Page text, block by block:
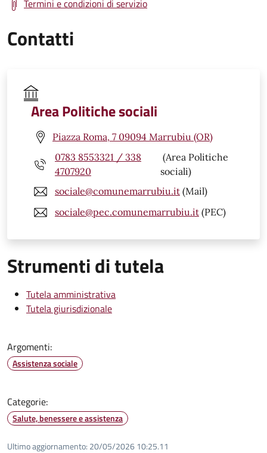
Termini e condizioni di servizio
Contatti
Area Politiche sociali
Piazza Roma, 7 09094 Marrubiu (OR)
0783 8553321 / 338
4707920
(Area Politiche
sociali)
sociale@comunemarrubiu.it (Mail)
sociale@pec.comunemarrubiu.it (PEC)
Strumenti di tutela
Tutela amministrativa
Tutela giurisdizionale
Argomenti:
Assistenza sociale
Categorie:
Salute, benessere e assistenza
Ultimo aggiornamento: 20/05/2026 10:25.11